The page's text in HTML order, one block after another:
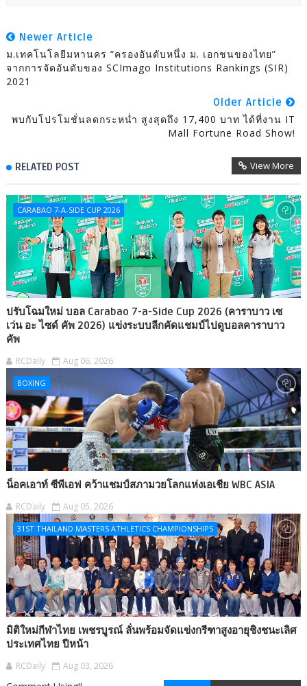
Newer Article
ม.เทคโนโลยีมหานคร “ครองอันดับหนึ่ง ม. เอกชนของไทย”
จากการจัดอันดับของ SCImago Institutions Rankings (SIR)
2021
Older Article
พบกับโปรโมชั่นลดกระหน่ำ สูงสุดถึง 17,400 บาท ได้ที่งาน IT
Mall Fortune Road Show!
RELATED POST View More
CARABAO 7-A-SIDE CUP 2026
ปรับโฉมใหม่ บอล Carabao 7-a-Side Cup 2026 (คาราบาว เซ
เว่น อะ ไซด์ คัพ 2026) แข่งระบบลีกคัดแชมป์ไปดูบอลคาราบาว
คัพ
RCDaily Aug 06, 2026
BOXING
น็อคเอาท์ ซีพีเอฟ คว้าแชมป์สภามวยโลกแห่งเอเชีย WBC ASIA
RCDaily Aug 05, 2026
31ST THAILAND MASTERS ATHLETICS CHAMPIONSHIPS
มิติใหม่กีฬาไทย เพชรบูรณ์ ลั่นพร้อมจัดแข่งกรีฑาสูงอายุชิงชนะเลิศ
ประเทศไทย ปีหน้า
RCDaily Aug 03, 2026